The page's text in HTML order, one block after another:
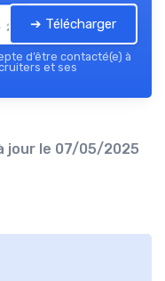
2026➔ Télécharger
d’être contacté(e) à
et ses
jour le 07/05/2025